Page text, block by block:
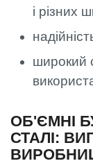
і різних
широкий
ОБ'ЄМНІ
СТАЛІ: